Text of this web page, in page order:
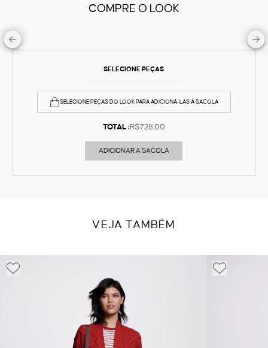
COMPRE O LOOK
SELECIONE PEÇAS
SELECIONE PEÇAS DO LOOK PARA ADICIONÁ-LAS À SACOLA
TOTAL :R$728,00
ADICIONAR À SACOLA
VEJA TAMBÉM